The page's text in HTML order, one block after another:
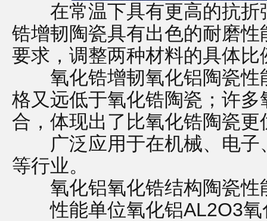
在常温下具有更高的抗折
锆增韧陶瓷具有出色的耐磨
要求，调整两种材料的具体比
氧化锆增韧氧化铝陶瓷性
格又远低于氧化锆陶瓷；许
合，体现出了比氧化锆陶瓷更
广泛应用于在机械、电子
等行业。
氧化铝氧化锆结构陶瓷性
性能单位氧化铝AL2O3氧